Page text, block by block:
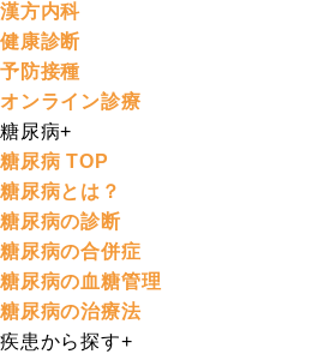
漢方内科
健康診断
予防接種
オンライン診療
糖尿病+
糖尿病 TOP
糖尿病とは？
糖尿病の診断
糖尿病の合併症
糖尿病の血糖管理
糖尿病の治療法
疾患から探す+